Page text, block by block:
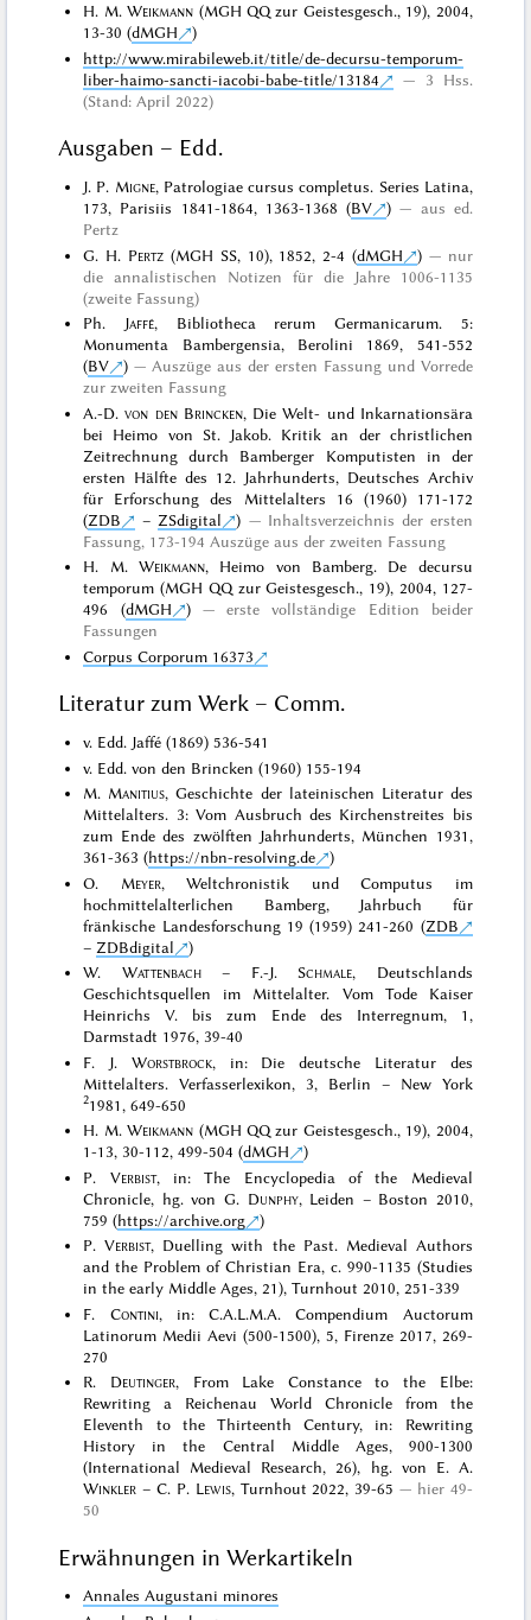
H. M.Weikmann (MGH QQ zur Geistesgesch., 19), 2004,
13-30 (dMGH
)
http://www.mirabileweb.it/title/de-decursu-temporum-
liber-haimo-sancti-iacobi-babe-title/13184
3 Hss.
(Stand: April 2022)
Ausgaben – Edd.
J. P. Migne, Patrologiae cursus completus. Series Latina,
173, Parisiis 1841-1864, 1363-1368 (BV )
aus ed.
Pertz
G. H. Pertz(MGH SS, 10), 1852, 2-4 (dMGH )
nur
die annalistischen Notizen für die Jahre 1006-1135
(zweite Fassung)
Ph. Jaffé, Bibliotheca rerum Germanicarum. 5:
Monumenta Bambergensia, Berolini 1869, 541-552
(BV )
Auszüge aus der ersten Fassung und Vorrede
zur zweiten Fassung
A.-D.von den Brincken, Die Welt- und Inkarnationsära
bei Heimo von St. Jakob. Kritik an der christlichen
Zeitrechnung durch Bamberger Komputisten in der
ersten Hälfte des 12. Jahrhunderts, Deutsches Archiv
für Erforschung des Mittelalters 16 (1960) 171-172
(ZDB – ZSdigital )
Inhaltsverzeichnis der ersten
Fassung, 173-194 Auszüge aus der zweiten Fassung
H. M. Weikmann, Heimo von Bamberg. De decursu
temporum (MGH QQ zur Geistesgesch., 19), 2004, 127-
496 (dMGH )
erste vollständige Edition beider
Fassungen
Corpus Corporum 16373
Literatur zum Werk – Comm.
v. Edd. Jaffé (1869) 536-541
v. Edd. von den Brincken (1960) 155-194
M. Manitius, Geschichte der lateinischen Literatur des
Mittelalters. 3: Vom Ausbruch des Kirchenstreites bis
zum Ende des zwölften Jahrhunderts, München 1931,
361-363 (https://nbn-resolving.de
)
O. Meyer, Weltchronistik und Computus im
hochmittelalterlichen Bamberg, Jahrbuch für
fränkische Landesforschung 19 (1959) 241-260 (ZDB
– ZDBdigital
)
W. Wattenbach– F.-J. Schmale, Deutschlands
Geschichtsquellen im Mittelalter. Vom Tode Kaiser
Heinrichs V. bis zum Ende des Interregnum, 1,
Darmstadt 1976, 39-40
F. J. Worstbrock, in: Die deutsche Literatur des
Mittelalters. Verfasserlexikon, 3, Berlin – New York
21981, 649-650
H. M.Weikmann (MGH QQ zur Geistesgesch., 19), 2004,
1-13, 30-112, 499-504 (dMGH
)
P. Verbist, in: The Encyclopedia of the Medieval
Chronicle, hg. von G. Dunphy, Leiden – Boston 2010,
759 (https://archive.org
)
P.Verbist, Duelling with the Past. Medieval Authors
and the Problem of Christian Era, c. 990-1135 (Studies
in the early Middle Ages, 21), Turnhout 2010, 251-339
F. Contini, in: C.A.L.M.A. Compendium Auctorum
Latinorum Medii Aevi (500-1500), 5, Firenze 2017, 269-
270
R. Deutinger, From Lake Constance to the Elbe:
Rewriting a Reichenau World Chronicle from the
Eleventh to the Thirteenth Century, in: Rewriting
History in the Central Middle Ages, 900-1300
(International Medieval Research, 26), hg. von E. A.
Winkler – C. P. Lewis, Turnhout 2022, 39-65
hier 49-
50
Erwähnungen in Werkartikeln
Annales Augustani minores